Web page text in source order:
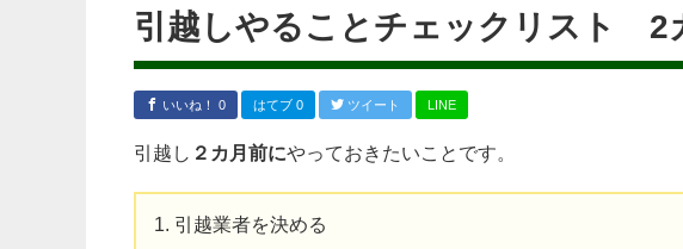
引越しやることチェックリスト 2
いいね！ 0 はてブ 0 ツイート LINE
引越し ２カ月前にやっておきたいことです。
引越業者を決める